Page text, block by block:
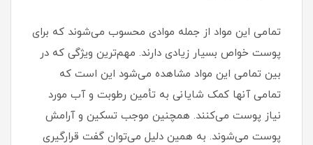
تمامی این مواد از جمله موادی محسوب می‌شوند که برای
پوست خواص بسیار زیادی دارند. مهم‌ترین ویژگی که در
بین تمامی این مواد مشاهده می‌شود این است که
تمامی آنها کمک شایانی به تأمین رطوبت و آب مورد
نیاز پوست می‌کنند. همچنین موجب تسکین و آرامش
پوست می‌شوند. به همین دلیل می‌توان گفت قرارگیری